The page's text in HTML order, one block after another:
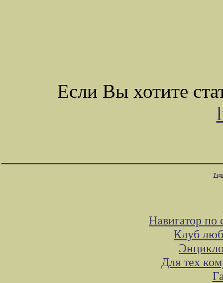
Если Вы хотите
Навигатор
Клуб
Для тех